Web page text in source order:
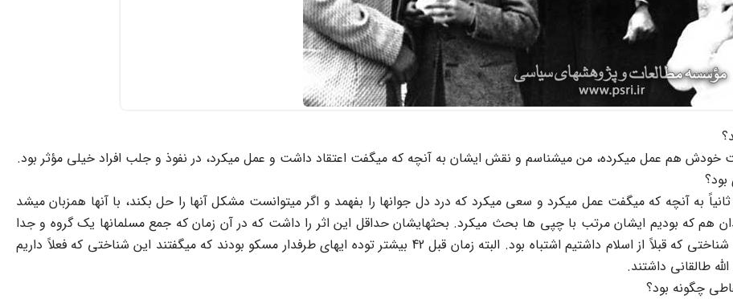
خودش هم عمل میکرده، من میشناسم و نقش ایشان به آنچه که میگفت اعتقاد داشت و عمل میکرد، در نفوذ و جلب افراد خیلی مؤثر بود.
به آنچه که میگفت عمل میکرد و سعی میکرد که درد دل جوانها را بفهمد و اگر میتوانست مشکل آنها را حل بکند، با آنها همزبان میشد
زندان هم که بودیم ایشان مرتب با چپی ها بحث میکرد. بحثهایشان حداقل این اثر را داشت که در آن زمان که جمع مسلمانها یک گروه و جدا
بود. چپی ها گروههای مختلف بودند و بارها اقرار کردند به اینکه شناختی که قبلاً از اسلام داشتیم اشتباه بود. البته زمان قبل 42 بیشتر توده ایهای طرفدار مسکو بودند که میگفتند این شناختی که فعلاً داریم
طالقانی داشتند.
چگونه بود؟